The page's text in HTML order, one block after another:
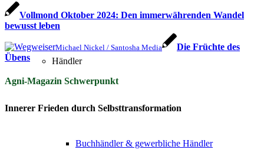
Händler
Buchhändler & gewerbliche Händler
Vollmond Oktober 2024: Den immerwährenden Wandel
bewusst leben
Michael Nickel / Santosha Media
Die Früchte des
Übens
Agni-Magazin Schwerpunkt
Innerer Frieden durch Selbsttransformation